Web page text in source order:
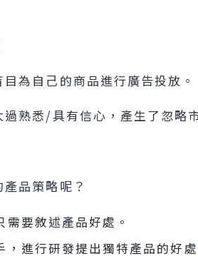
為自己的商品進行廣告投放。
熟悉/具有信心，產生了忽略
品策略呢？
需要敘述產品好處。
，進行研發提出獨特產品的好處